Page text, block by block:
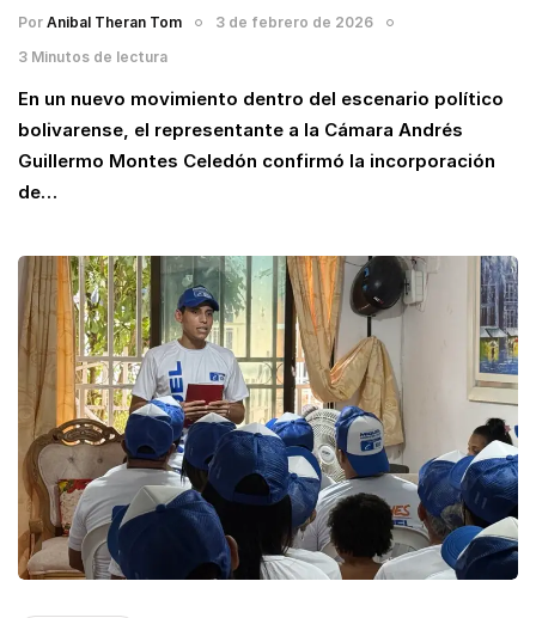
Por Anibal Theran Tom
3 de febrero de 2026
3 Minutos de lectura
En un nuevo movimiento dentro del escenario político
bolivarense, el representante a la Cámara Andrés
Guillermo Montes Celedón confirmó la incorporación
de…